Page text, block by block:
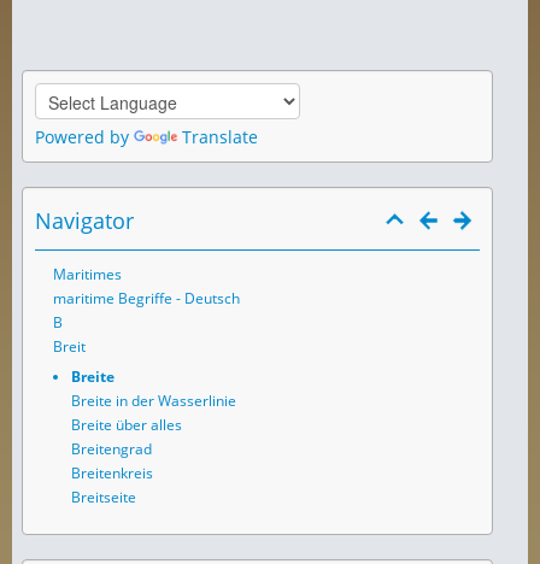
Powered by Translate
Navigator
Maritimes
maritime Begriffe - Deutsch
B
Breit
Breite
Breite in der Wasserlinie
Breite über alles
Breitengrad
Breitenkreis
Breitseite